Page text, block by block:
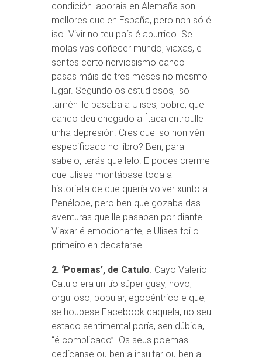
condición laborais en Alemaña son
mellores que en España, pero non só é
iso. Vivir no teu país é aburrido. Se
molas vas coñecer mundo, viaxas, e
sentes certo nerviosismo cando
pasas máis de tres meses no mesmo
lugar. Segundo os estudiosos, iso
tamén lle pasaba a Ulises, pobre, que
cando deu chegado a Ítaca entroulle
unha depresión. Cres que iso non vén
especificado no libro? Ben, para
sabelo, terás que lelo. E podes crerme
que Ulises montábase toda a
historieta de que quería volver xunto a
Penélope, pero ben que gozaba das
aventuras que lle pasaban por diante.
Viaxar é emocionante, e Ulises foi o
primeiro en decatarse.
2. ‘Poemas’, de Catulo. Cayo Valerio
Catulo era un tío súper guay, novo,
orgulloso, popular, egocéntrico e que,
se houbese Facebook daquela, no seu
estado sentimental poría, sen dúbida,
“é complicado”. Os seus poemas
dedícanse ou ben a insultar ou ben a